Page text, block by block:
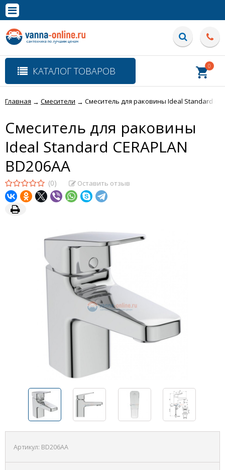
Полная версия сайта
КАТАЛОГ ТОВАРОВ 0
Главная → Смесители → Смеситель для раковины Ideal Standard
Смеситель для раковины
Ideal Standard CERAPLAN
BD206AA
(0) Оставить отзыв
Артикул: BD206AA